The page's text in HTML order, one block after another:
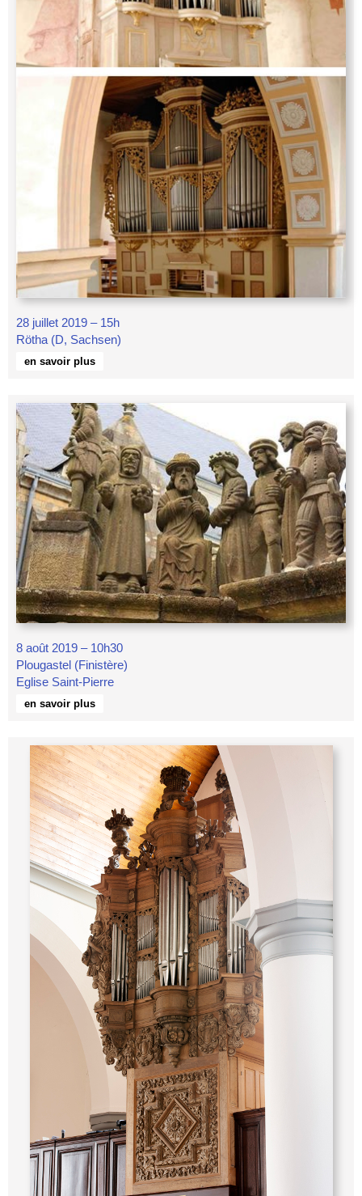
28 juillet 2019 – 15h
Rötha (D, Sachsen)
en savoir plus
8 août 2019 – 10h30
Plougastel (Finistère)
Eglise Saint-Pierre
en savoir plus